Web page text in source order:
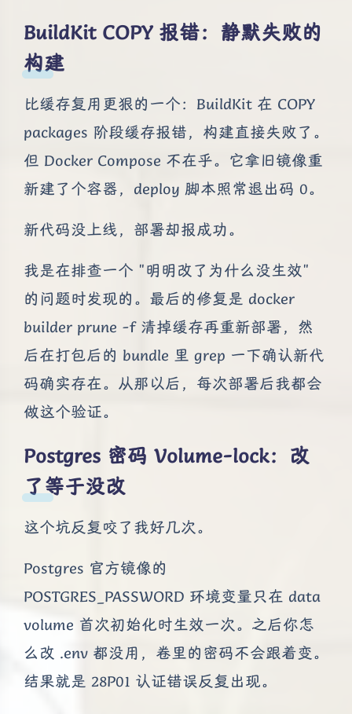
BuildKit COPY 报错：静默失败的
构建
比缓存复用更狠的一个：BuildKit 在 COPY
packages 阶段缓存报错，构建直接失败了。
但 Docker Compose 不在乎。它拿旧镜像重
新建了个容器，deploy 脚本照常退出码 0。
新代码没上线，部署却报成功。
我是在排查一个 "明明改了为什么没生效"
的问题时发现的。最后的修复是 docker
builder prune -f 清掉缓存再重新部署，然
后在打包后的 bundle 里 grep 一下确认新代
码确实存在。从那以后，每次部署后我都会
做这个验证。
Postgres 密码 Volume-lock：改
了等于没改
这个坑反复咬了我好几次。
Postgres 官方镜像的
POSTGRES_PASSWORD 环境变量只在 data
volume 首次初始化时生效一次。之后你怎
么改 .env 都没用，卷里的密码不会跟着变。
结果就是 28P01 认证错误反复出现。